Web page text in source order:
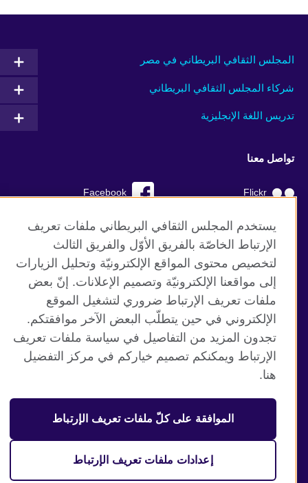
المجلس الثقافي البريطاني في مصر
شركاء المجلس الثقافي البريطاني
تدريس اللغة الإنجليزية
تواصل معنا
Facebook Flickr
YouTube RSS
TikTok
موقع المجلس الثقافي البريطاني العالمي
الخصوصية وشروط الاستخدام
ملفات تعريف الإرتباط
خارطة الموقع
منظمة المملكة المتحدة الدولية للعلاقات الثقافية والفرص
يستخدم المجلس الثقافي البريطاني ملفات تعريف
الإرتباط الخاصّة بالفريق الأوّل والفريق الثالث
لتخصيص محتوى المواقع الإلكترونيّة وتحليل الزيارات
إلى مواقعنا الإلكترونيّة وتصميم الإعلانات. إنّ بعض
ملفات تعريف الإرتباط ضروري لتشغيل الموقع
الإلكتروني في حين يتطلّب البعض الآخر موافقتكم.
تجدون المزيد من التفاصيل في سياسة ملفات تعريف
الإرتباط ويمكنكم تصميم خياركم في مركز التفضيل
هنا.
الموافقة على كلّ ملفات تعريف الإرتباط
إعدادات ملفات تعريف الإرتباط